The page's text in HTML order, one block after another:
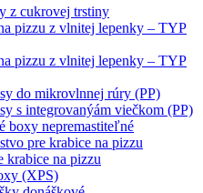
z cukrovej trstiny
pizzu z vlnitej lepenky – TYP
pizzu z vlnitej lepenky – TYP
do mikrovlnnej rúry (PP)
s integrovanýám viečkom (PP)
boxy nepremastiteľné
pre krabice na pizzu
krabice na pizzu
(XPS)